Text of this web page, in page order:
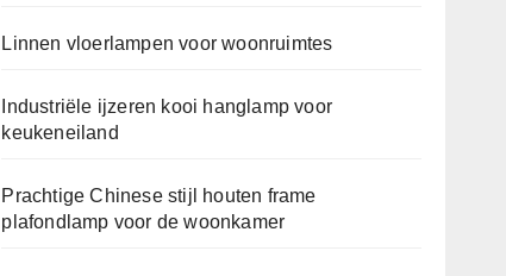
Linnen vloerlampen voor woonruimtes
Industriële ijzeren kooi hanglamp voor
keukeneiland
Prachtige Chinese stijl houten frame
plafondlamp voor de woonkamer